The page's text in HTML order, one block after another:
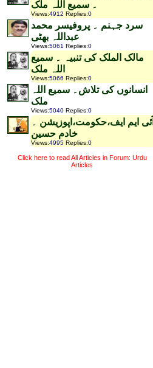
۔ سمیع اللہ ملک
Views:4912 Replies:0
سرد جہنم ۔ پروفیسر محمد
عبداللہ بھٹی
Views:5061 Replies:0
مالک الملک کی تنبیہ ۔ سمیع
اللہ ملک
Views:5066 Replies:0
انسانوں کی تلاش۔ سمیع اللہ
ملک
Views:5040 Replies:0
آئی ایم ایف،حکومت،اپوزیشن ۔
خادم حسین
Views:4995 Replies:0
Click here to read All Articles in Forum: Urdu
Articles